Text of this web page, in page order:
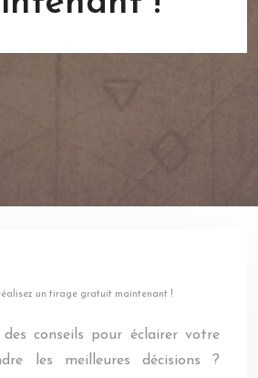
un tirage gratuit maintenant !
des conseils pour éclairer votre
les meilleures décisions ?